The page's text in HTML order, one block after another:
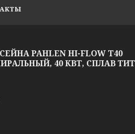
PAHLEN HI-FLOW T40
40 КВТ, СПЛАВ